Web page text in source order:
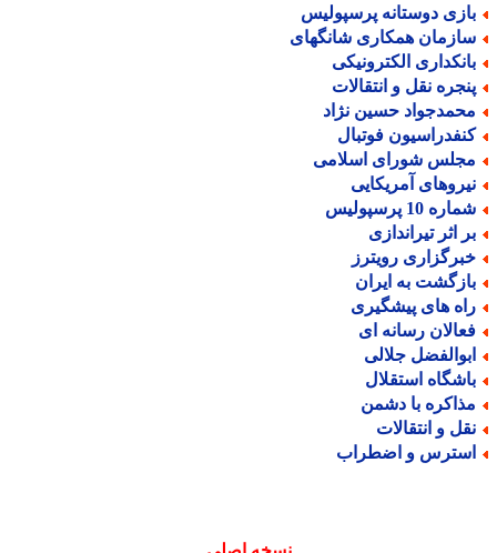
دوستانه پرسپولیس
همکاری شانگهای
الکترونیکی
نقل و انتقالات
حسین نژاد
فوتبال
شورای اسلامی
آمریکایی
10 پرسپولیس
اثر تیراندازی
رویترز
به ایران
های پیشگیری
رسانه ای
جلالی
استقلال
با دشمن
و انتقالات
و اضطراب